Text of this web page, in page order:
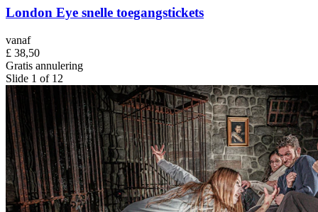
London Eye snelle toegangstickets
vanaf
£ 38,50
Gratis annulering
Slide 1 of 12